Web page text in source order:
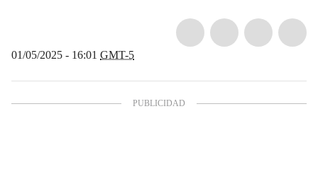
01/05/2025 - 16:01 GMT-5